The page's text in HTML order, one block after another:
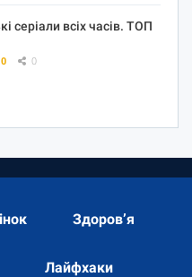
серіали всіх часів. ТОП
0
Здоров’я
Лайфхаки